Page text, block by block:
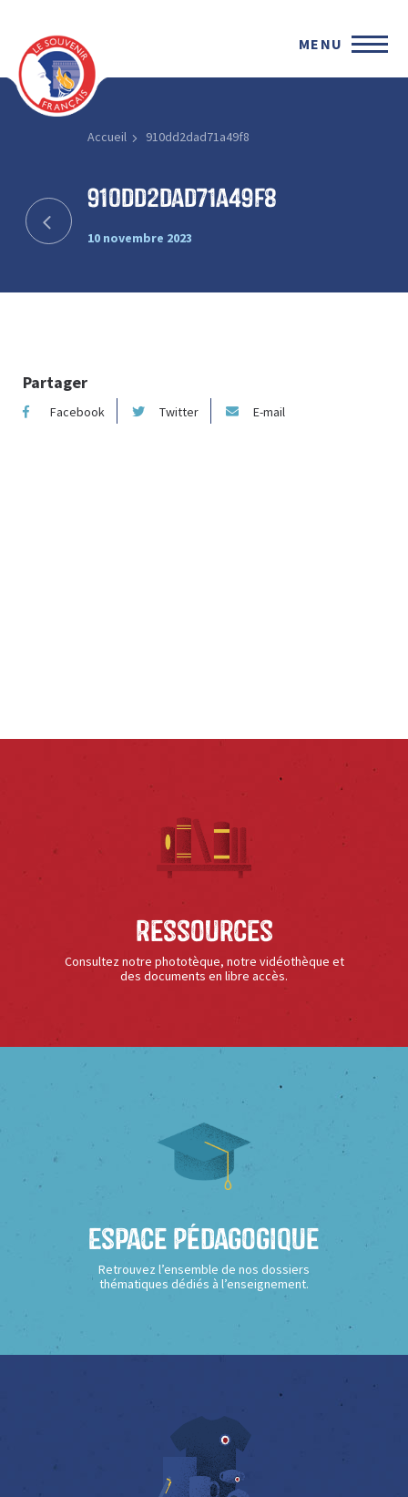
MENU
Accueil 910dd2dad71a49f8
910dd2dad71a49f8
10 novembre 2023
Partager
Facebook Twitter E-mail
Ressources
Consultez notre phototèque, notre vidéothèque et
des documents en libre accès.
Espace Pédagogique
Retrouvez l’ensemble de nos dossiers
thématiques dédiés à l’enseignement.